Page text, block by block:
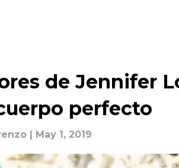
de Jennifer
perfecto
| May 1, 2019